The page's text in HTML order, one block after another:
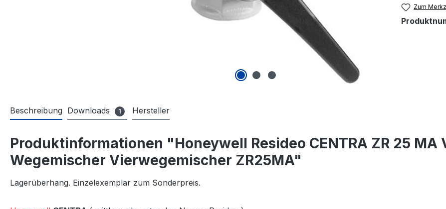
Zum
Beschreibung Downloads 1 Hersteller
Produktinformationen "Honeywell Resideo CENTRA ZR 25
Wegemischer Vierwegemischer ZR25MA"
Lagerüberhang. Einzelexemplar zum Sonderpreis.